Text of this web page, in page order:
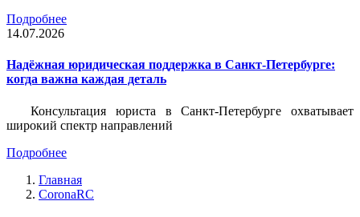
Подробнее
14.07.2026
Надёжная юридическая поддержка в Санкт-Петербурге:
когда важна каждая деталь
Консультация юриста в Санкт-Петербурге охватывает
широкий спектр направлений
Подробнее
Главная
CoronaRC